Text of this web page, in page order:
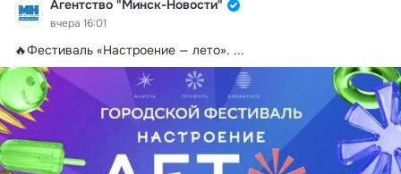
Агентство "Минск-Новости"
вчера 16:01
🔥Фестиваль «Настроение — лето». ...